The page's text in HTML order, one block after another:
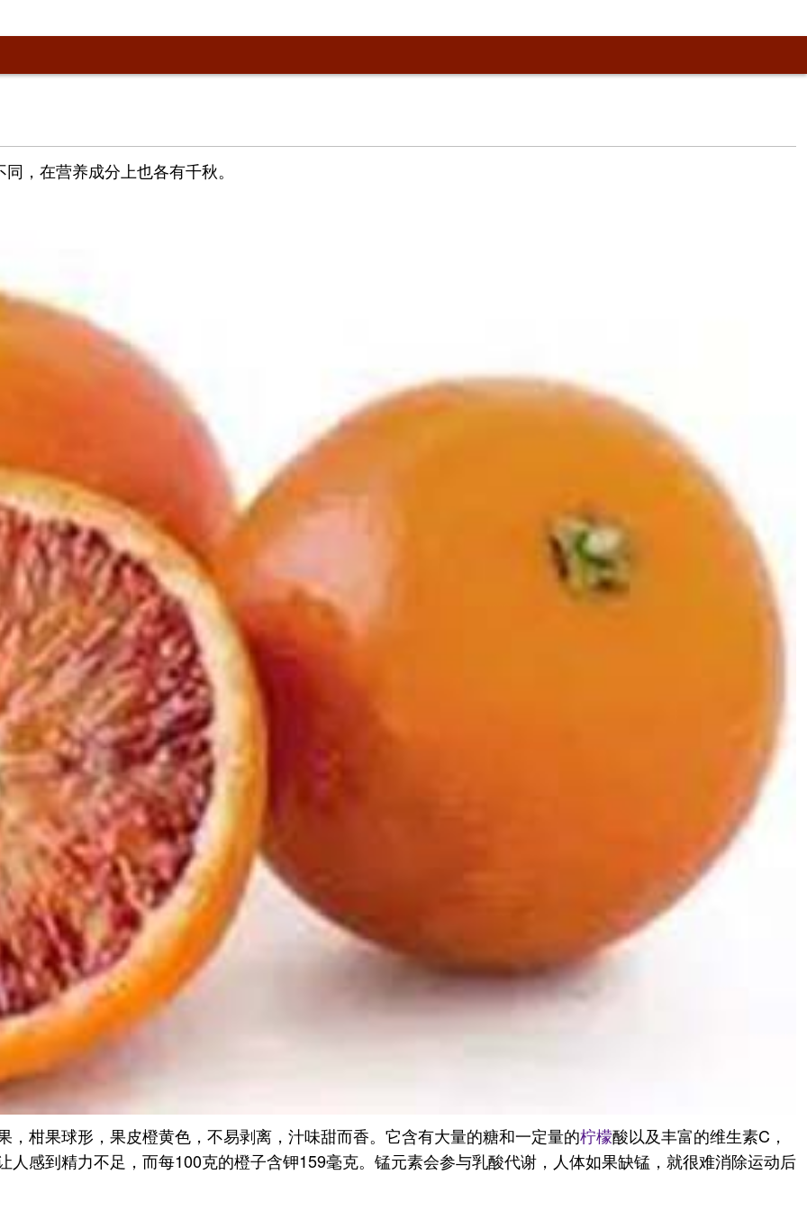
，在营养成分上也各有千秋。
柑果球形，果皮橙黄色，不易剥离，汁味甜而香。它含有大量的糖和一定量的柠檬酸以及丰富的维生素C，
感到精力不足，而每100克的橙子含钾159毫克。锰元素会参与乳酸代谢，人体如果缺锰，就很难消除运动后